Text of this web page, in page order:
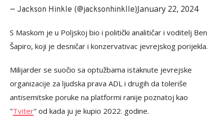
— Jackson Hinkle (@jacksonhinklle)January 22, 2024
S Maskom je u Poljskoj bio i politički analitičar i voditelj Ben
Šapiro, koji je desničar i konzervativac jevrejskog porijekla.
Milijarder se suočio sa optužbama istaknute jevrejske
organizacije za ljudska prava ADL i drugih da toleriše
antisemitske poruke na platformi ranije poznatoj kao
"Tviter" od kada ju je kupio 2022. godine.